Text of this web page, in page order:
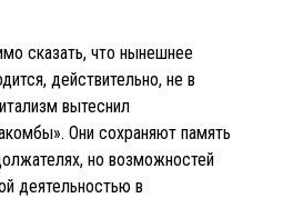
сказать, что нынешнее
действительно, не в
вытеснил
Они сохраняют память
но возможностей
деятельностью в